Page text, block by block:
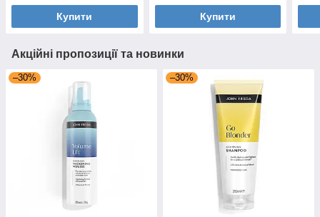
Купити Купити
Акційні пропозиції та новинки
–30% –30%